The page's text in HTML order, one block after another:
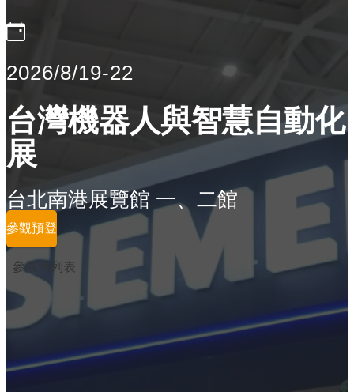
2026/8/19-22
台灣機器人與智慧自動化
展
台北南港展覽館 一、二館
參觀預登
參展商列表